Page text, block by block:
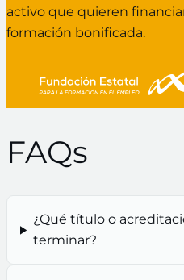
activo que quieren
formación bonificada.
FAQs
¿Qué título o
terminar?